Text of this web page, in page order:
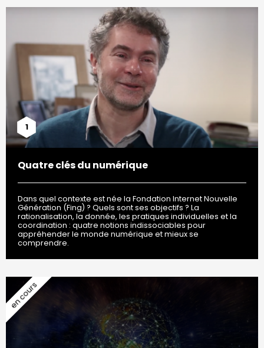
1
Quatre clés du numérique
Dans quel contexte est née la Fondation Internet Nouvelle
Génération (Fing) ? Quels sont ses objectifs ? La
rationalisation, la donnée, les pratiques individuelles et la
coordination : quatre notions indissociables pour
appréhender le monde numérique et mieux se
comprendre.